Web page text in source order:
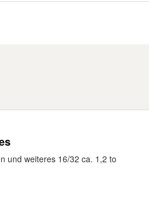
und weiteres 16/32 ca. 1,2 to